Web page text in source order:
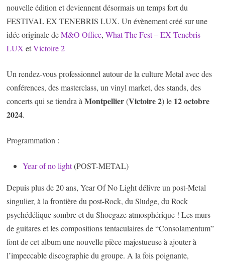
nouvelle édition et deviennent désormais un temps fort du
FESTIVAL EX TENEBRIS LUX. Un évènement créé sur une
idée originale deM&O Office,What The Fest – EX Tenebris
LUX etVictoire 2
Un rendez-vous professionnel autour de la culture Metal avec des
conférences, des masterclass, un vinyl market, des stands, des
concerts qui se tiendra àMontpellier(Victoire 2) le 12 octobre
2024.
Programmation :
Year of no light(POST-METAL)
Depuis plus de 20 ans, Year Of No Light délivre un post-Metal
singulier, à la frontière du post-Rock, du Sludge, du Rock
psychédélique sombre et du Shoegaze atmosphérique ! Les murs
de guitares et les compositions tentaculaires de “Consolamentum”
font de cet album une nouvelle pièce majestueuse à ajouter à
l’impeccable discographie du groupe. A la fois poignante,